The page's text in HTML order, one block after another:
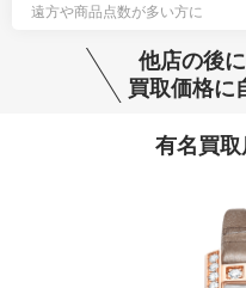
遠方や商品点数が多い方に
他店の後
買取価格に
有名買